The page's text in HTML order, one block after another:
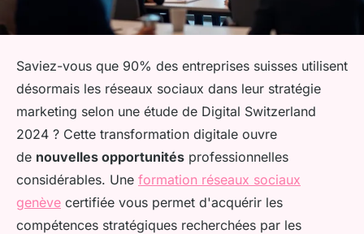
Saviez-vous que 90% des entreprises suisses utilisent
désormais les réseaux sociaux dans leur stratégie
marketing selon une étude de Digital Switzerland
2024 ? Cette transformation digitale ouvre
de nouvelles opportunités professionnelles
considérables. Une formation réseaux sociaux
genève certifiée vous permet d'acquérir les
compétences stratégiques recherchées par les